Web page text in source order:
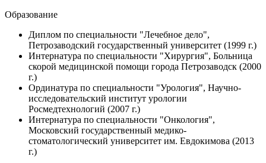
Образование
Диплом по специальности "Лечебное дело",
Петрозаводский государственный университет (1999 г.)
Интернатура по специальности "Хирургия", Больница
скорой медицинской помощи города Петрозаводск (2000
г.)
Ординатура по специальности "Урология", Научно-
исследовательский институт урологии
Росмедтехнологий (2007 г.)
Интернатура по специальности "Онкология",
Московский государственный медико-
стоматологический университет им. Евдокимова (2013
г.)